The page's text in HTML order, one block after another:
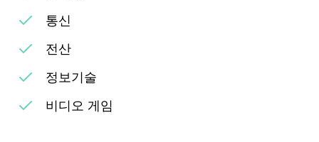
통신
전산
정보기술
비디오 게임